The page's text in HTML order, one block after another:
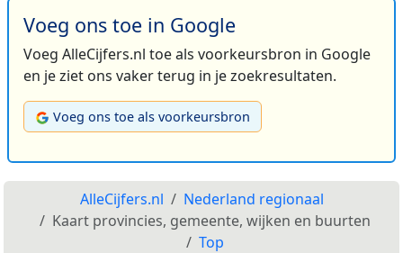
Voeg ons toe in Google
Voeg AlleCijfers.nl toe als voorkeursbron in Google
en je ziet ons vaker terug in je zoekresultaten.
Voeg ons toe als voorkeursbron
AlleCijfers.nl
Nederland regionaal
Kaart provincies, gemeente, wijken en buurten
Top